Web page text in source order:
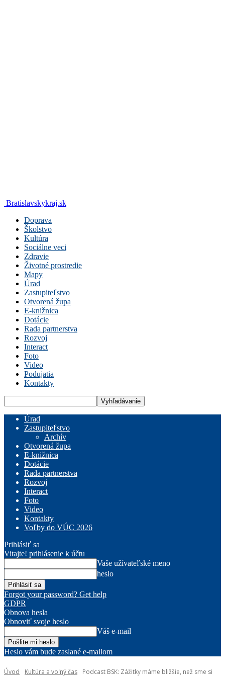
Bratislavskykraj.sk
Doprava
Školstvo
Kultúra
Sociálne veci
Zdravie
Životné prostredie
Mapy
Úrad
Zastupiteľstvo
Otvorená župa
E-knižnica
Dotácie
Rada partnerstva
Rozvoj
Interact
Foto
Video
Podujatia
Kontakty
Úrad
Zastupiteľstvo
Archív
Otvorená župa
E-knižnica
Dotácie
Rada partnerstva
Rozvoj
Interact
Foto
Video
Kontakty
Voľby do VÚC 2026
Prihlásiť sa
Vitajte! prihlásenie k účtu
Vaše užívateľské meno
heslo
Forgot your password? Get help
GDPR
Obnova hesla
Obnoviť svoje heslo
Váš e-mail
Heslo vám bude zaslané e-mailom
Úvod Kultúra a voľný čas
Podcast BSK: Zážitky máme bližšie, než sme si